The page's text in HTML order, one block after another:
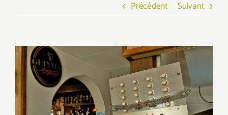
Précédent Suivant
Voir
l'image
agrandie